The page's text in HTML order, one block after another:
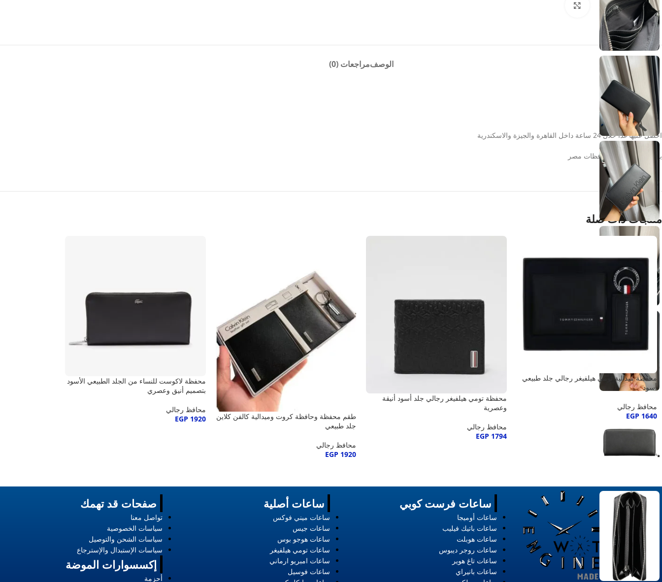
الوصفمراجعات (0)
احصل عليها غدا خلال 24 ساعة داخل القاهرة والجيزة والاسكندرية
يوجد شحن لجميع محافظات مصر
منتجات ذات صلة
محفظة ميدالية تومي هيلفيغر رجالي جلد طبيعي
أسود
محافظ رجالي
EGP 1640
محفظة تومي هيلفيغر رجالي جلد أسود أنيقة
وعصرية
محافظ رجالي
EGP 1794
طقم محفظة وحافظة كروت وميدالية كالفن كلاين
جلد طبيعي
محافظ رجالي
EGP 1920
محفظة لاكوست للنساء من الجلد الطبيعي الأسود
بتصميم أنيق وعصري
محافظ رجالي
EGP 1920
صفحات قد تهمك
تواصل معنا
سياسات الخصوصية
سياسات الشحن والتوصيل
سياسات الإستبدال والإسترجاع
إكسسوارات الموضة
أحزمة
ساعات أصلية
ساعات ميني فوكس
ساعات جيس
ساعات هوجو بوس
ساعات تومي هيلفيغر
ساعات امبريو ارماني
ساعات فوسيل
ساعات فرست كوبي
ساعات أوميجا
ساعات باتيك فيليب
ساعات هوبلت
ساعات روجر ديبوس
ساعات تاغ هوير
ساعات بانيراي